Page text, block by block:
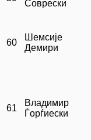
Соврески
60
Шемсије
Демири
61
Владимир
Ѓорѓиески